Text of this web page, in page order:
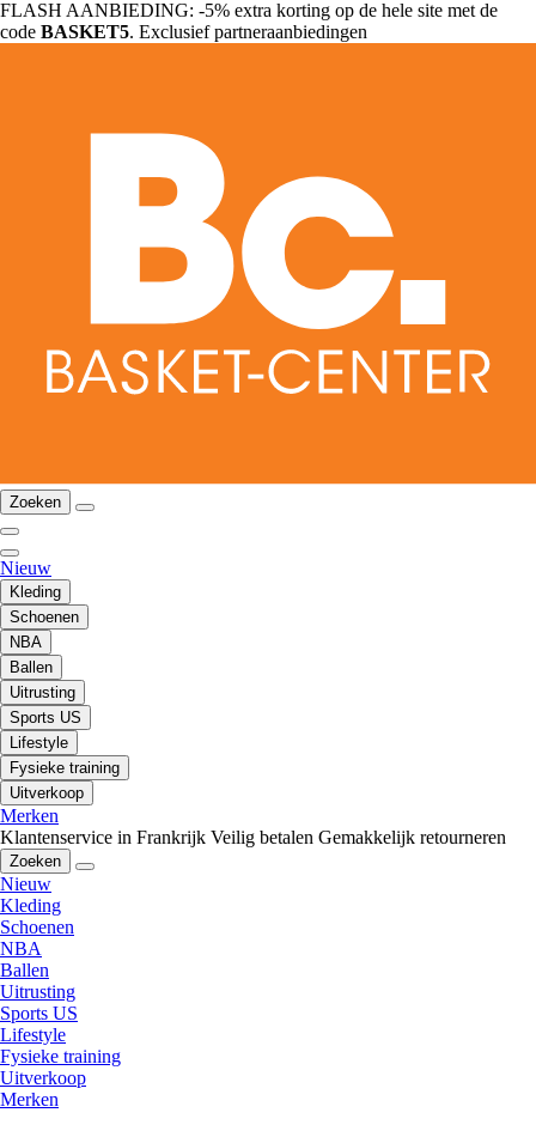
FLASH AANBIEDING: -5% extra korting op de hele site met de
code BASKET5. Exclusief partneraanbiedingen
Zoeken
Nieuw
Kleding
Schoenen
NBA
Ballen
Uitrusting
Sports US
Lifestyle
Fysieke training
Uitverkoop
Merken
Klantenservice in Frankrijk Veilig betalen Gemakkelijk retourneren
Zoeken
Nieuw
Kleding
Schoenen
NBA
Ballen
Uitrusting
Sports US
Lifestyle
Fysieke training
Uitverkoop
Merken